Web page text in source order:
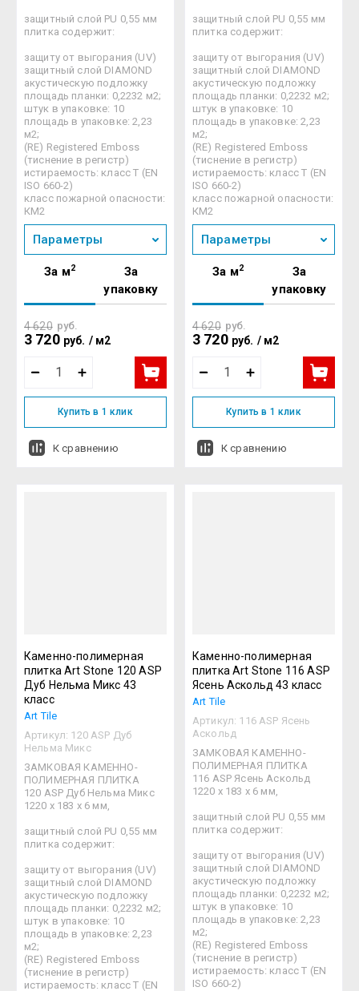
защитный слой PU 0,55 мм
плитка содержит:
защиту от выгорания (UV)
защитный слой DIAMOND
акустическую подложку
площадь планки: 0,2232 м2;
штук в упаковке: 10
площадь в упаковке: 2,23
м2;
(RE) Registered Emboss
(тиснение в регистр)
истираемость: класс Т (EN
ISO 660-2)
класс пожарной опасности:
КМ2
Параметры
За м2
За
упаковку
4 620 руб.
3 720 руб. / м2
Купить в 1 клик
К сравнению
защитный слой PU 0,55 мм
плитка содержит:
защиту от выгорания (UV)
защитный слой DIAMOND
акустическую подложку
площадь планки: 0,2232 м2;
штук в упаковке: 10
площадь в упаковке: 2,23
м2;
(RE) Registered Emboss
(тиснение в регистр)
истираемость: класс Т (EN
ISO 660-2)
класс пожарной опасности:
КМ2
Параметры
За м2
За
упаковку
4 620 руб.
3 720 руб. / м2
Купить в 1 клик
К сравнению
Каменно-полимерная
плитка Art Stone 120 ASP
Дуб Нельма Микс 43
класс
Art Tile
Артикул: 120 ASP Дуб
Нельма Микс
ЗАМКОВАЯ КАМЕННО-
ПОЛИМЕРНАЯ ПЛИТКА
120 ASP Дуб Нельма Микс
1220 х 183 х 6 мм,
защитный слой PU 0,55 мм
плитка содержит:
защиту от выгорания (UV)
защитный слой DIAMOND
акустическую подложку
площадь планки: 0,2232 м2;
штук в упаковке: 10
площадь в упаковке: 2,23
м2;
(RE) Registered Emboss
(тиснение в регистр)
истираемость: класс Т (EN
Каменно-полимерная
плитка Art Stone 116 ASP
Ясень Аскольд 43 класс
Art Tile
Артикул: 116 ASP Ясень
Аскольд
ЗАМКОВАЯ КАМЕННО-
ПОЛИМЕРНАЯ ПЛИТКА
116 ASP Ясень Аскольд
1220 х 183 х 6 мм,
защитный слой PU 0,55 мм
плитка содержит:
защиту от выгорания (UV)
защитный слой DIAMOND
акустическую подложку
площадь планки: 0,2232 м2;
штук в упаковке: 10
площадь в упаковке: 2,23
м2;
(RE) Registered Emboss
(тиснение в регистр)
истираемость: класс Т (EN
ISO 660-2)